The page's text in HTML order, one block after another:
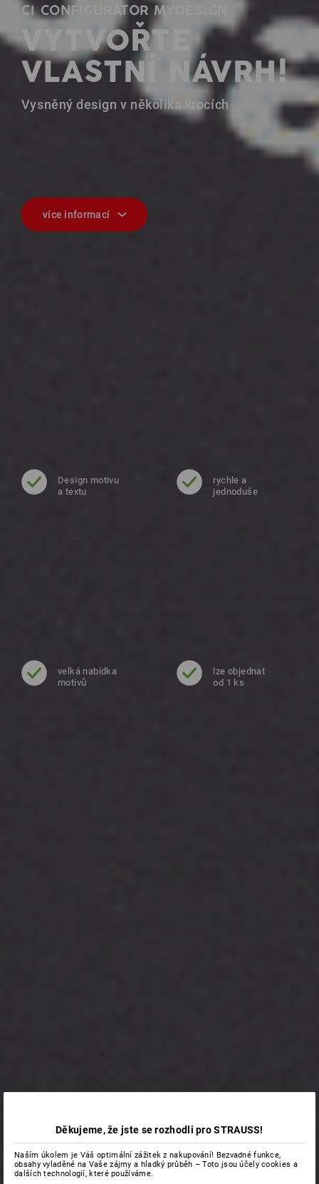
CI CONFIGURATOR MYDESIGN
VYTVOŘTE
VLASTNÍ NÁVRH!
Vysněný design v několika krocích
více informací
Design motivu
a textu
rychle a
jednoduše
velká nabídka
motivů
lze objednat
od 1 ks
Děkujeme, že jste se rozhodli pro STRAUSS!
Naším úkolem je Váš optimální zážitek z nakupování! Bezvadné funkce,
obsahy vyladěné na Vaše zájmy a hladký průběh – Toto jsou účely cookies a
dalších technologií, které používáme.